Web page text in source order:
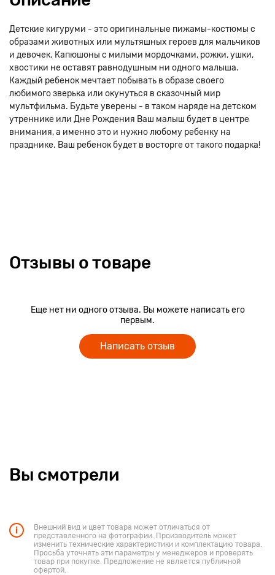
Детские кигуруми - это оригинальные пижамы-костюмы с
образами животных или мультяшных героев для мальчиков
и девочек. Капюшоны с милыми мордочками, рожки, ушки,
хвостики не оставят равнодушным ни одного малыша.
Каждый ребенок мечтает побывать в образе своего
любимого зверька или окунуться в сказочный мир
мультфильма. Будьте уверены - в таком наряде на детском
утреннике или Дне Рождения Ваш малыш будет в центре
внимания, а именно это и нужно любому ребенку на
празднике. Ваш ребенок будет в восторге от такого подарка!
Отзывы о товаре
Еще нет ни одного отзыва. Вы можете написать его
первым.
Написать отзыв
Вы смотрели
Внешний вид и цвет товара может отличаться от
представленного на фотографии. Производитель может
изменить технические характеристики и комплектацию товара.
Просьба уточнять эти параметры у менеджеров и проверять
товар при покупке. Предложение не является публичной
офертой.